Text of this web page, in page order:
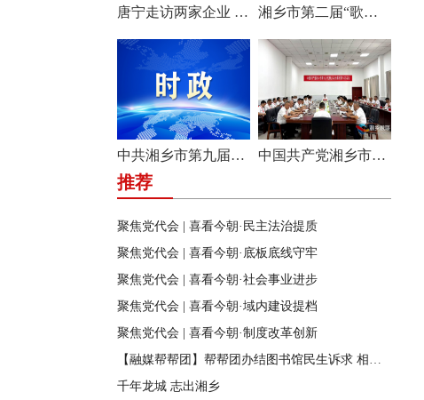
唐宁走访两家企业 问需问计促发展 湘乡市第二届“歌声飞扬·乐享湘乡”歌唱比赛圆满收官
中共湘乡市第九届纪律检查委员会举行第一次全体会议 中国共产党湘乡市第九次代表大会主席团举行第六次会议
推荐
聚焦党代会 | 喜看今朝·民主法治提质
聚焦党代会 | 喜看今朝·底板底线守牢
聚焦党代会 | 喜看今朝·社会事业进步
聚焦党代会 | 喜看今朝·域内建设提档
聚焦党代会 | 喜看今朝·制度改革创新
【融媒帮帮团】帮帮团办结图书馆民生诉求 相关部门迅速行动 改善市民阅读环境
千年龙城 志出湘乡